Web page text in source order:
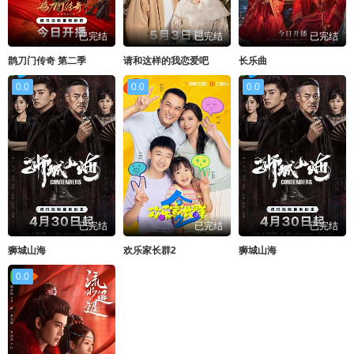
已完结
鹊刀门传奇 第二季
已完结
请和这样的我恋爱吧
已完结
长乐曲
0.0
已完结
狮城山海
0.0
已完结
欢乐家长群2
0.0
已完结
狮城山海
0.0